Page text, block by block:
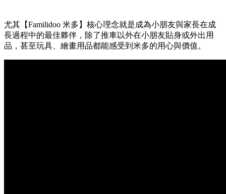
尤其【Familidoo 米多】核心理念就是成為小朋友與家長在成
長過程中的最佳夥伴，除了推車以外在小朋友貼身或外出用
品，甚至玩具、繪畫用品都能感受到米多的用心與價值。